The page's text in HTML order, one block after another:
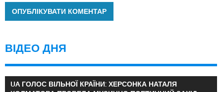
ВІДЕО ДНЯ
UA ГОЛОС ВІЛЬНОЇ КРАЇНИ: ХЕРСОНКА НАТАЛЯ